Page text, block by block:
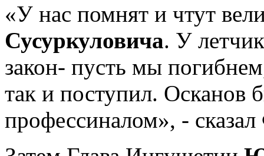
«У нас помнят и чтут
Сусуркуловича. У
закон- пусть мы
так и поступил. Осканов
профессиналом», - сказал